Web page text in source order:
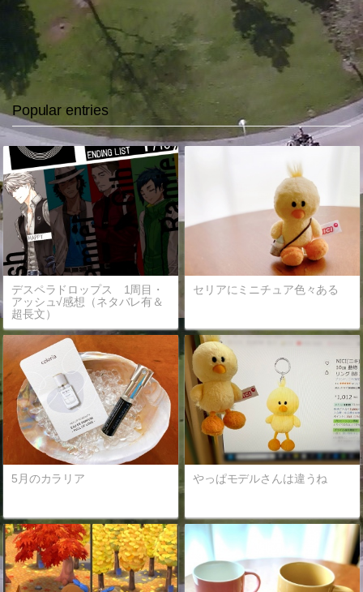
Popular entries
デスペラドロップス 1周目・
アッシュ√感想（ネタバレ有＆
超長文）
セリアにミニチュア色々ある
5月のカラリア やっぱモデルさんは違うね